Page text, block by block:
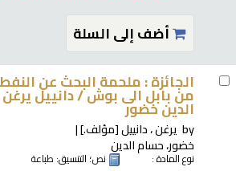
أضف إلى السلة
الجائزة : ملحمة البحث عن
من بابل الى بوش /دانييل
الدين خضور
by يرغن ، دانييل[مؤلف.]
خضور، حسام الدين
نوع المادة : نص؛ التنسيق: طباعة